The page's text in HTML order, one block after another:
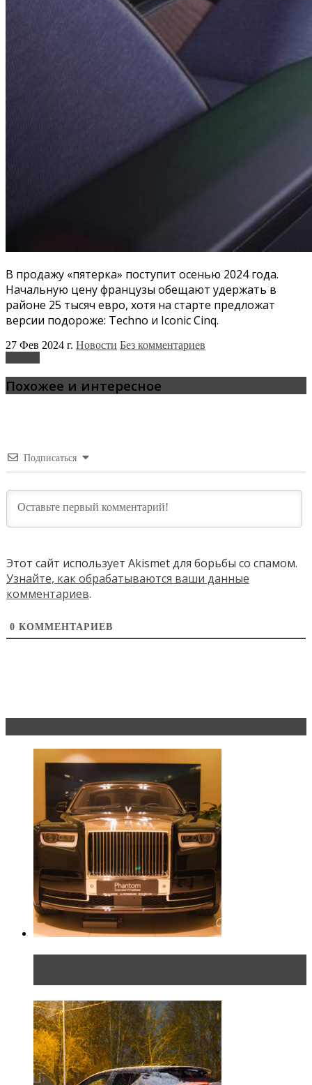
В продажу «пятерка» поступит осенью 2024 года.
Начальную цену французы обещают удержать в
районе 25 тысяч евро, хотя на старте предложат
версии подороже: Techno и Iconic Cinq.
27 Фев 2024 г. Новости Без комментариев
Похожее и интересное
Подписаться
Этот сайт использует Akismet для борьбы со спамом.
Узнайте, как обрабатываются ваши данные
комментариев.
0 КОММЕНТАРИЕВ